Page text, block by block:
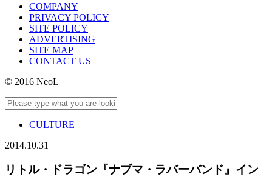
COMPANY
PRIVACY POLICY
SITE POLICY
ADVERTISING
SITE MAP
CONTACT US
© 2016 NeoL
CULTURE
2014.10.31
リトル・ドラゴン『ナブマ・ラバーバンド』イン